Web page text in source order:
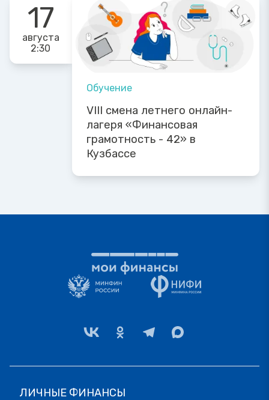
17
августа
2:30
Обучение
VIII смена летнего онлайн-
лагеря «Финансовая
грамотность - 42» в
Кузбассе
ЛИЧНЫЕ ФИНАНСЫ